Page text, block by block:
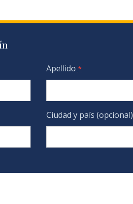
Apellido *
Ciudad y país (opcional)